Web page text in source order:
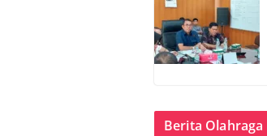
Berita Olahraga